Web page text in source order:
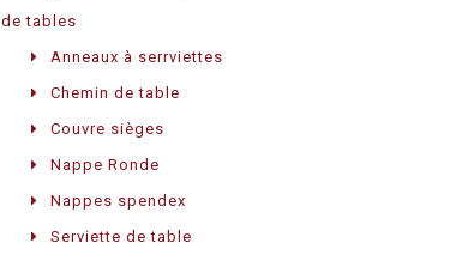
de tables
Anneaux à serrviettes
Chemin de table
Couvre sièges
Nappe Ronde
Nappes spendex
Serviette de table